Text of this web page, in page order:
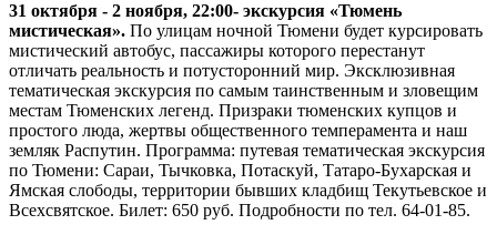
31 октября - 2 ноября, 22:00- экскурсия «Тюмень
мистическая». По улицам ночной Тюмени будет курсировать
мистический автобус, пассажиры которого перестанут
отличать реальность и потусторонний мир. Эксклюзивная
тематическая экскурсия по самым таинственным и зловещим
местам Тюменских легенд. Призраки тюменских купцов и
простого люда, жертвы общественного темперамента и наш
земляк Распутин. Программа: путевая тематическая экскурсия
по Тюмени: Сараи, Тычковка, Потаскуй, Татаро-Бухарская и
Ямская слободы, территории бывших кладбищ Текутьевское и
Всехсвятское. Билет: 650 руб. Подробности по тел. 64-01-85.